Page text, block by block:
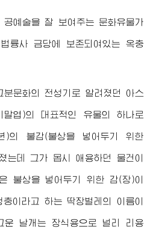
공예술을 잘 보여주는 문화유물가
륭사 금당에 보존되여있는 옥충
분문화의 전성기로 알려졌던 아스
말엽)의 대표적인 유물의 하나로
)의 불감(불상을 넣어두기 위한
는데 그가 몹시 애용하던 물건이
불상을 넣어두기 위한 감(장)이
이라고 하는 딱장벌레의 이름이
운 날개는 장식용으로 널리 리용